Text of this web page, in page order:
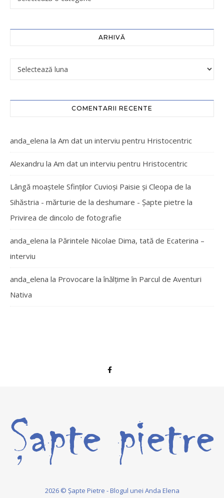
ARHIVĂ
COMENTARII RECENTE
anda_elena la Am dat un interviu pentru Hristocentric
Alexandru la Am dat un interviu pentru Hristocentric
Lângă moaștele Sfinților Cuvioși Paisie și Cleopa de la
Sihăstria - mărturie de la deshumare - Şapte pietre la
Privirea de dincolo de fotografie
anda_elena la Părintele Nicolae Dima, tată de Ecaterina –
interviu
anda_elena la Provocare la înălțime în Parcul de Aventuri
Nativa
2026 © Șapte Pietre - Blogul unei Anda Elena